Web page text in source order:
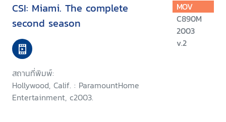
CSI: Miami. The complete
second season
สถานที่พิมพ์:
Hollywood, Calif. : ParamountHome
Entertainment, c2003.
MOV
C890M
2003
v.2